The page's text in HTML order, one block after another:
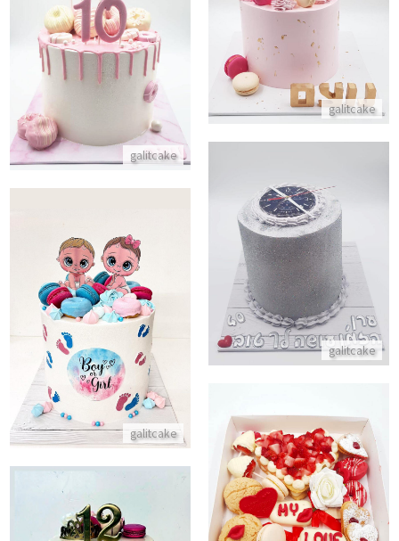
galitcake
התקשר/י
galitcake
דריפ קייק עם דונאטס
התקשר/י
galitcake
עוגת רולקס לגיל 40
התקשר/י
galitcake
עוגה לזיהוי מין העובר בן או בת
מארז מתוק לולנטיינס
התקשר/י